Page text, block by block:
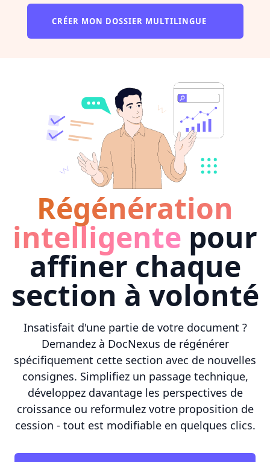
CRÉER MON DOSSIER MULTILINGUE
Régénération
intelligente pour
affiner chaque
section à volonté
Insatisfait d'une partie de votre document ?
Demandez à DocNexus de régénérer
spécifiquement cette section avec de nouvelles
consignes. Simplifiez un passage technique,
développez davantage les perspectives de
croissance ou reformulez votre proposition de
cession - tout est modifiable en quelques clics.